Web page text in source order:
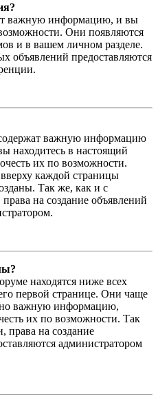
важную информацию, и вы
Они появляются
и в вашем личном разделе.
объявлений предоставляются
важную информацию
находитесь в настоящий
их по возможности.
каждой страницы
Так же, как и с
на создание объявлений
находятся ниже всех
первой странице. Они чаще
важную информацию,
их по возможности. Так
права на создание
администратором